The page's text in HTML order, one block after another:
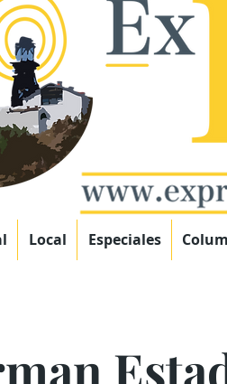
Local Especiales